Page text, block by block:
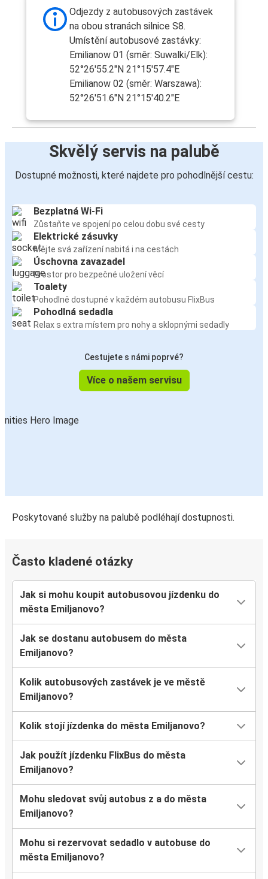
Odjezdy z autobusových zastávek
na obou stranách silnice S8.
Umístění autobusové zastávky:
Emilianow 01 (směr: Suwalki/Elk):
52°26'55.2"N 21°15'57.4"E
Emilianow 02 (směr: Warszawa):
52°26'51.6"N 21°15'40.2"E
Skvělý servis na palubě
Dostupné možnosti, které najdete pro pohodlnější cestu:
Bezplatná Wi-Fi
Zůstaňte ve spojení po celou dobu své cesty
Elektrické zásuvky
Mějte svá zařízení nabitá i na cestách
Úschovna zavazadel
Prostor pro bezpečné uložení věcí
Toalety
Pohodlně dostupné v každém autobusu FlixBus
Pohodlná sedadla
Relax s extra místem pro nohy a sklopnými sedadly
Cestujete s námi poprvé?
Více o našem servisu
Poskytované služby na palubě podléhají dostupnosti.
Často kladené otázky
Jak si mohu koupit autobusovou jízdenku do
města Emiljanovo?
Jak se dostanu autobusem do města
Emiljanovo?
Kolik autobusových zastávek je ve městě
Emiljanovo?
Kolik stojí jízdenka do města Emiljanovo?
Jak použít jízdenku FlixBus do města
Emiljanovo?
Mohu sledovat svůj autobus z a do města
Emiljanovo?
Mohu si rezervovat sedadlo v autobuse do
města Emiljanovo?